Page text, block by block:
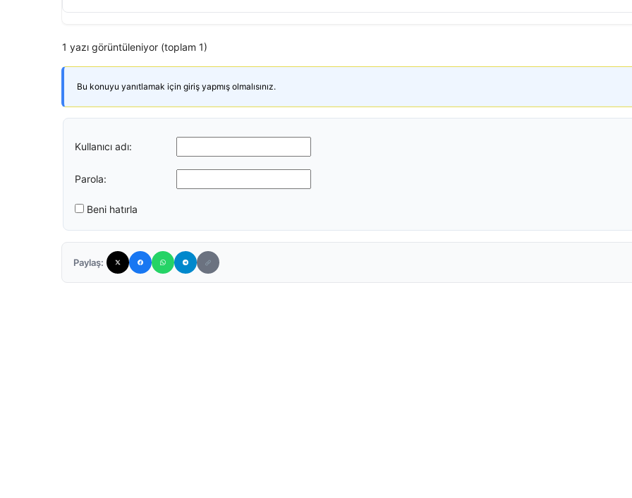
1 yazı görüntüleniyor (toplam 1)
Bu konuyu yanıtlamak için giriş yapmış olmalısınız.
Kullanıcı adı:
Parola:
Beni hatırla
Paylaş: